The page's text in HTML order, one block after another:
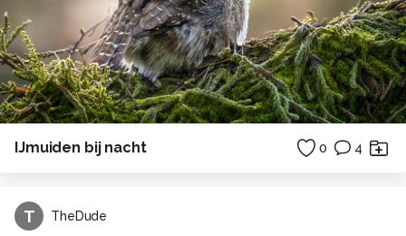
IJmuiden bij nacht 0 4
T TheDude